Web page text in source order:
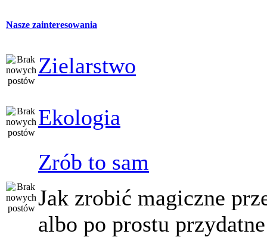
Nasze zainteresowania
Zielarstwo
Ekologia
Zrób to sam
Jak zrobić magiczne
albo po prostu